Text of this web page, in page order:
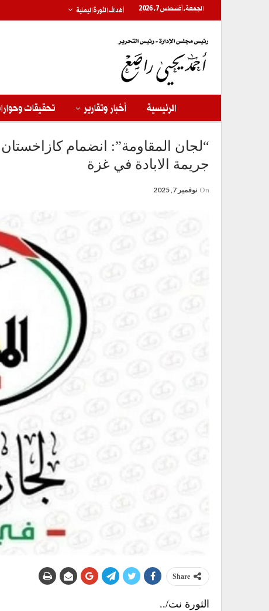
الجمعة, أغسطس 7, 2026 أهداف الثورة اليمنية
الرئيسية أخبار وتقارير تحقيقات
“لجان المقاومة”: انضمام كازاخستان
جريمة الابادة في غزة
On نوفمبر 7, 2025
Share
الثورة نت/..